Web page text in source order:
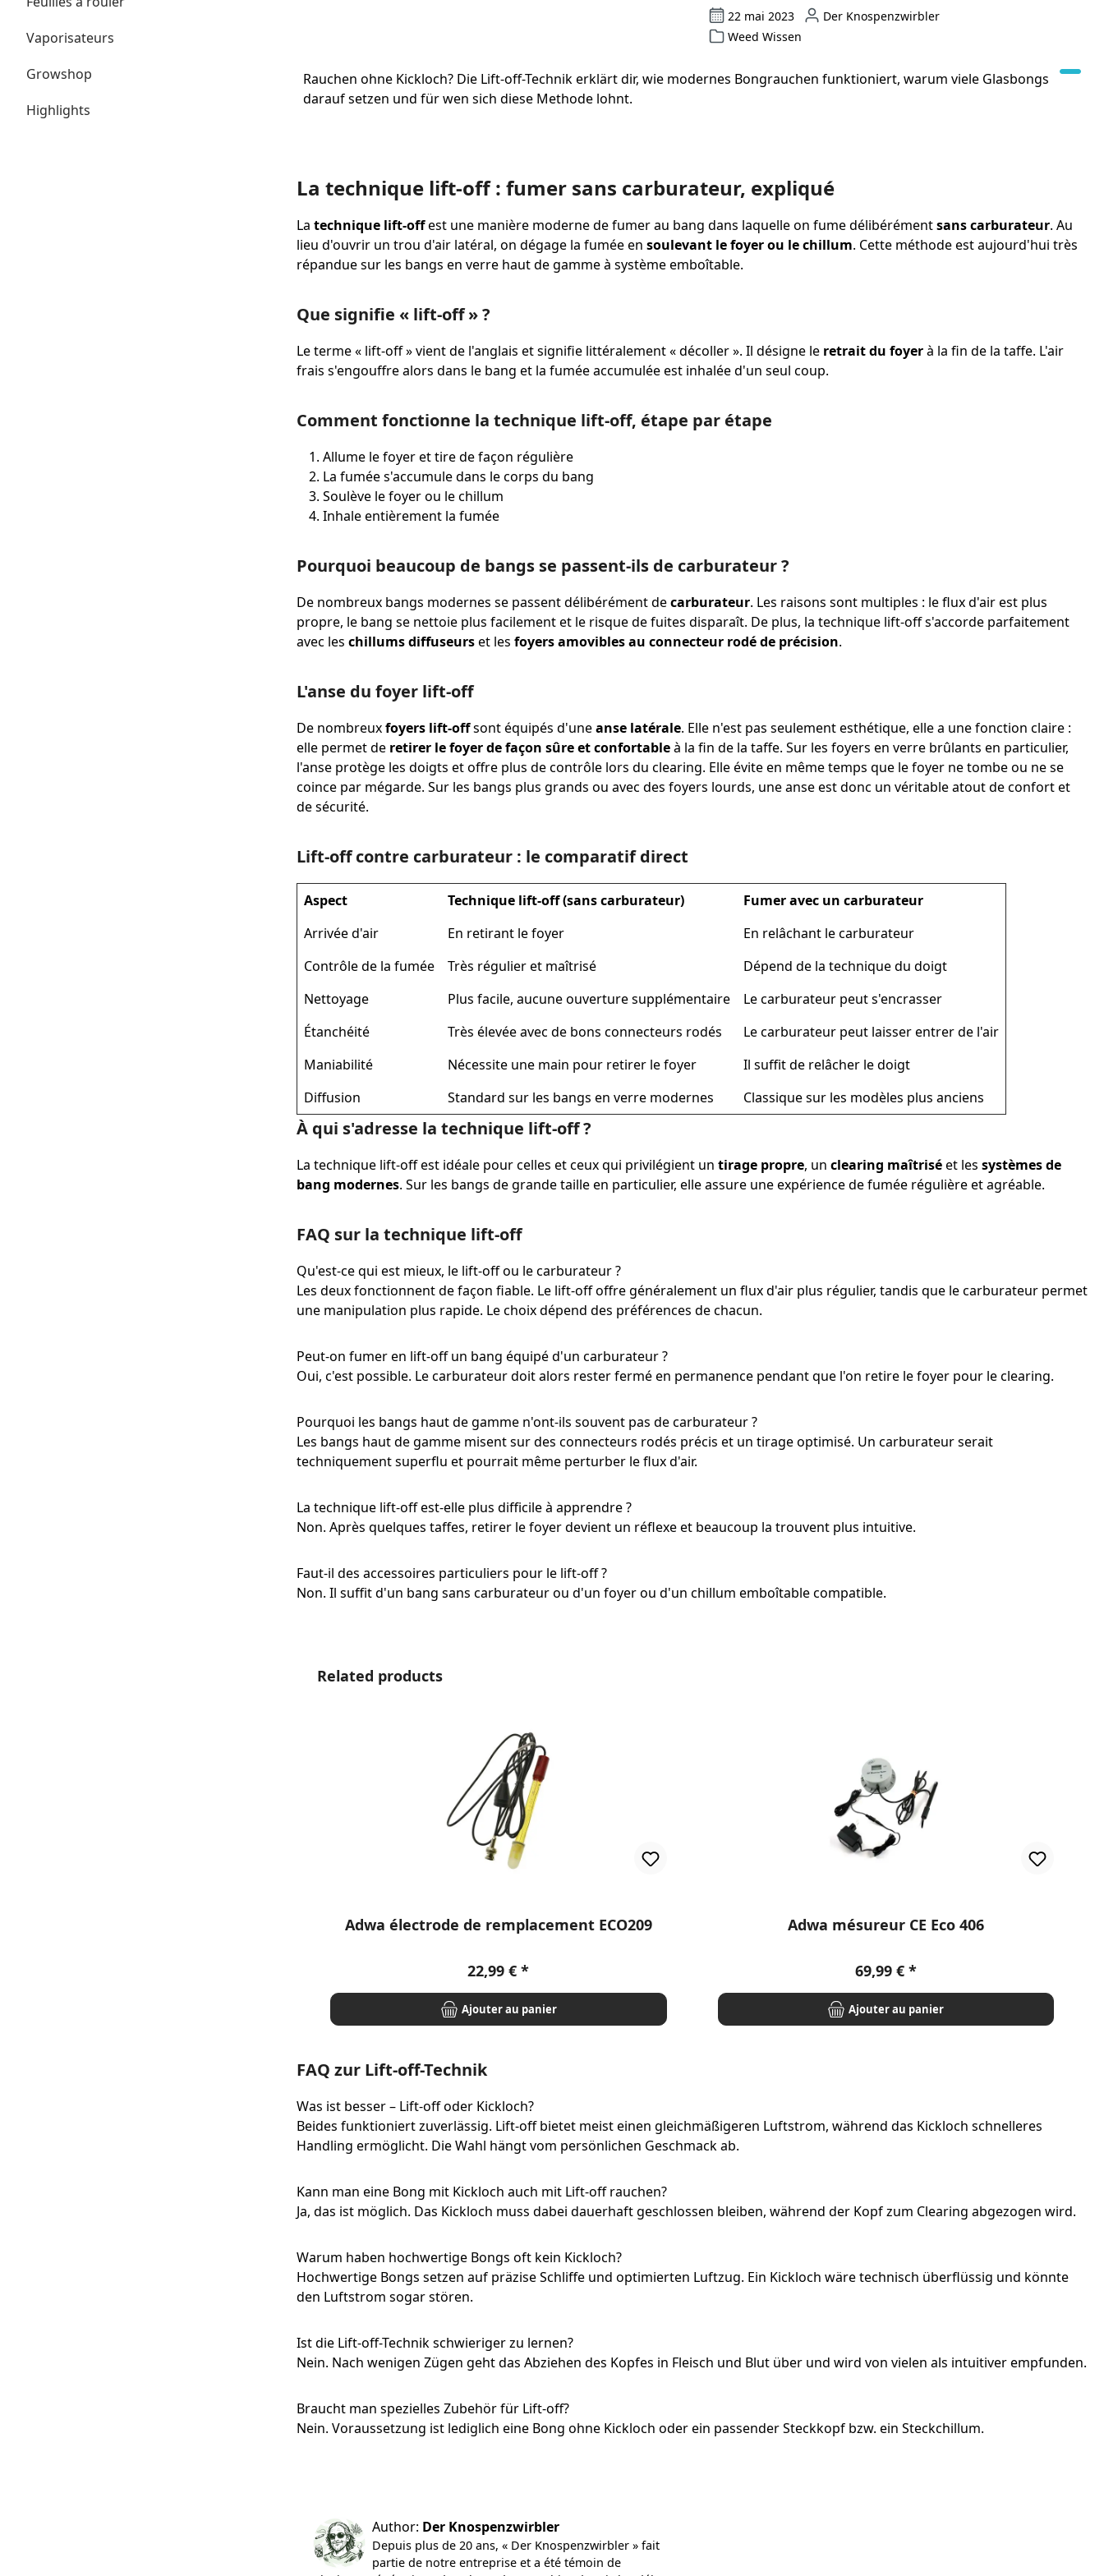
Vaporisateurs
Growshop
Highlights
22 mai 2023
Der Knospenzwirbler
Weed Wissen
Rauchen ohne Kickloch? Die Lift-off-Technik erklärt dir, wie modernes Bongrauchen funktioniert, warum viele Glasbongs
darauf setzen und für wen sich diese Methode lohnt.
La technique lift-off : fumer sans carburateur, expliqué
La technique lift-offest une manière moderne de fumer au bang dans laquelle on fume délibérémentsans carburateur. Au
lieu d'ouvrir un trou d'air latéral, on dégage la fumée en soulevant le foyer ou le chillum. Cette méthode est aujourd'hui très
répandue sur les bangs en verre haut de gamme à système emboîtable.
Que signifie « lift-off » ?
Le terme « lift-off » vient de l'anglais et signifie littéralement « décoller ». Il désigne le retrait du foyerà la fin de la taffe. L'air
frais s'engouffre alors dans le bang et la fumée accumulée est inhalée d'un seul coup.
Comment fonctionne la technique lift-off, étape par étape
Allume le foyer et tire de façon régulière
La fumée s'accumule dans le corps du bang
Soulève le foyer ou le chillum
Inhale entièrement la fumée
Pourquoi beaucoup de bangs se passent-ils de carburateur ?
De nombreux bangs modernes se passent délibérément decarburateur. Les raisons sont multiples : le flux d'air est plus
propre, le bang se nettoie plus facilement et le risque de fuites disparaît. De plus, la technique lift-off s'accorde parfaitement
avec les chillums diffuseurset les foyers amovibles au connecteur rodé de précision.
L'anse du foyer lift-off
De nombreuxfoyers lift-offsont équipés d'uneanse latérale. Elle n'est pas seulement esthétique, elle a une fonction claire :
elle permet de retirer le foyer de façon sûre et confortableà la fin de la taffe. Sur les foyers en verre brûlants en particulier,
l'anse protège les doigts et offre plus de contrôle lors du clearing. Elle évite en même temps que le foyer ne tombe ou ne se
coince par mégarde. Sur les bangs plus grands ou avec des foyers lourds, une anse est donc un véritable atout de confort et
de sécurité.
Lift-off contre carburateur : le comparatif direct
Aspect Technique lift-off (sans carburateur)
Fumer avec un carburateur
Arrivée d'air
En retirant le foyer
En relâchant le carburateur
Contrôle de la fumée
Très régulier et maîtrisé
Dépend de la technique du doigt
Nettoyage
Plus facile, aucune ouverture supplémentaire
Le carburateur peut s'encrasser
Étanchéité
Très élevée avec de bons connecteurs rodés
Le carburateur peut laisser entrer de l'air
Maniabilité
Nécessite une main pour retirer le foyer
Il suffit de relâcher le doigt
Diffusion
Standard sur les bangs en verre modernes Classique sur les modèles plus anciens
À qui s'adresse la technique lift-off ?
La technique lift-off est idéale pour celles et ceux qui privilégient un tirage propre, un clearing maîtriséet les systèmes de
bang modernes. Sur les bangs de grande taille en particulier, elle assure une expérience de fumée régulière et agréable.
FAQ sur la technique lift-off
Qu'est-ce qui est mieux, le lift-off ou le carburateur ?
Les deux fonctionnent de façon fiable. Le lift-off offre généralement un flux d'air plus régulier, tandis que le carburateur permet
une manipulation plus rapide. Le choix dépend des préférences de chacun.
Peut-on fumer en lift-off un bang équipé d'un carburateur ?
Oui, c'est possible. Le carburateur doit alors rester fermé en permanence pendant que l'on retire le foyer pour le clearing.
Pourquoi les bangs haut de gamme n'ont-ils souvent pas de carburateur ?
Les bangs haut de gamme misent sur des connecteurs rodés précis et un tirage optimisé. Un carburateur serait
techniquement superflu et pourrait même perturber le flux d'air.
La technique lift-off est-elle plus difficile à apprendre ?
Non. Après quelques taffes, retirer le foyer devient un réflexe et beaucoup la trouvent plus intuitive.
Faut-il des accessoires particuliers pour le lift-off ?
Non. Il suffit d'un bang sans carburateur ou d'un foyer ou d'un chillum emboîtable compatible.
Ignorer la galerie de produits
Related products
Adwa électrode de remplacement ECO209
Prix régulier :
22,99 €
Ajouter au panier
Adwa mésureur CE Eco 406
Prix régulier :
69,99 €
Ajouter au panier
FAQ zur Lift-off-Technik
Was ist besser – Lift-off oder Kickloch?
Beides funktioniert zuverlässig. Lift-off bietet meist einen gleichmäßigeren Luftstrom, während das Kickloch schnelleres
Handling ermöglicht. Die Wahl hängt vom persönlichen Geschmack ab.
Kann man eine Bong mit Kickloch auch mit Lift-off rauchen?
Ja, das ist möglich. Das Kickloch muss dabei dauerhaft geschlossen bleiben, während der Kopf zum Clearing abgezogen wird.
Warum haben hochwertige Bongs oft kein Kickloch?
Hochwertige Bongs setzen auf präzise Schliffe und optimierten Luftzug. Ein Kickloch wäre technisch überflüssig und könnte
den Luftstrom sogar stören.
Ist die Lift-off-Technik schwieriger zu lernen?
Nein. Nach wenigen Zügen geht das Abziehen des Kopfes in Fleisch und Blut über und wird von vielen als intuitiver empfunden.
Braucht man spezielles Zubehör für Lift-off?
Nein. Voraussetzung ist lediglich eine Bong ohne Kickloch oder ein passender Steckkopf bzw. ein Steckchillum.
Author: Der Knospenzwirbler
Depuis plus de 20 ans, « Der Knospenzwirbler » fait
partie de notre entreprise et a été témoin de